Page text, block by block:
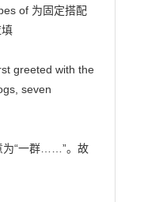
of 为固定搭配
greeted with the
seven
为“一群……”。故
公司